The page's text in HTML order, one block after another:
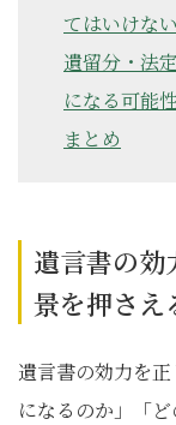
てはいけない
遺留分・法
になる可能
まとめ
遺言書の効
景を押さえ
遺言書の効力を
になるのか」「